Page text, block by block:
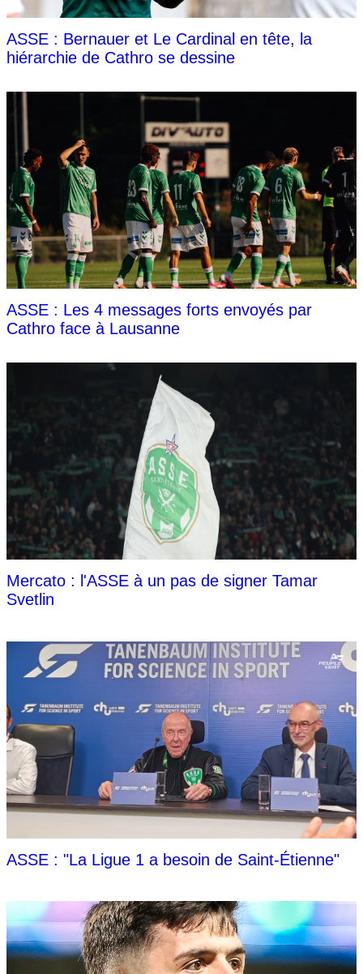
ASSE : Bernauer et Le Cardinal en tête, la
hiérarchie de Cathro se dessine
ASSE : Les 4 messages forts envoyés par
Cathro face à Lausanne
Mercato : l'ASSE à un pas de signer Tamar
Svetlin
ASSE : "La Ligue 1 a besoin de Saint-Étienne"